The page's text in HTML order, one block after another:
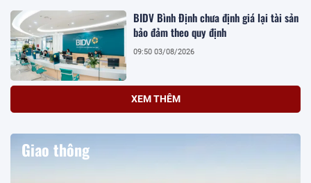
BIDV Bình Định chưa định giá lại tài sản
bảo đảm theo quy định
09:50 03/08/2026
XEM THÊM
Giao thông